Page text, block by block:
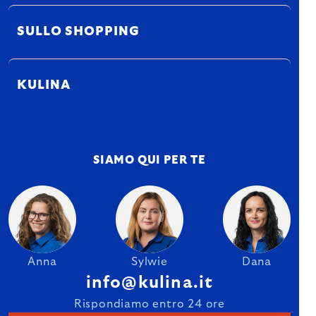
SULLO SHOPPING
KULINA
SIAMO QUI PER TE
Anna Sylwie Dana
info@kulina.it
Rispondiamo entro 24 ore